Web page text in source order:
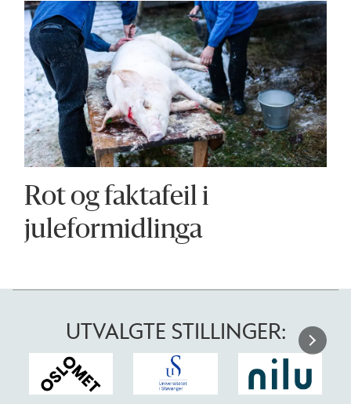
Rot og faktafeil i
juleformidlinga
UTVALGTE STILLINGER: